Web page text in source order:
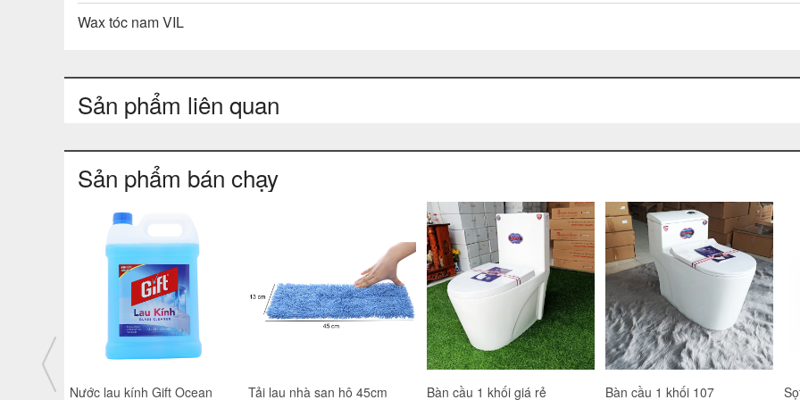
Wax tóc nam VIL
Sản phẩm liên quan
Sản phẩm bán chạy
Heo đất màu Truyền thống Chảo rán Berlinger Haus Đường cát trắng Xà phòng cục Irish Spring